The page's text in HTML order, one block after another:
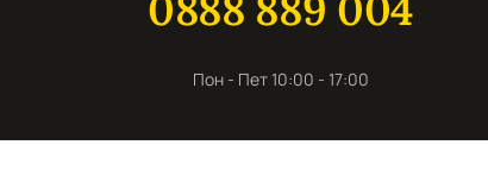
Пон - Пет 10:00 - 17:00